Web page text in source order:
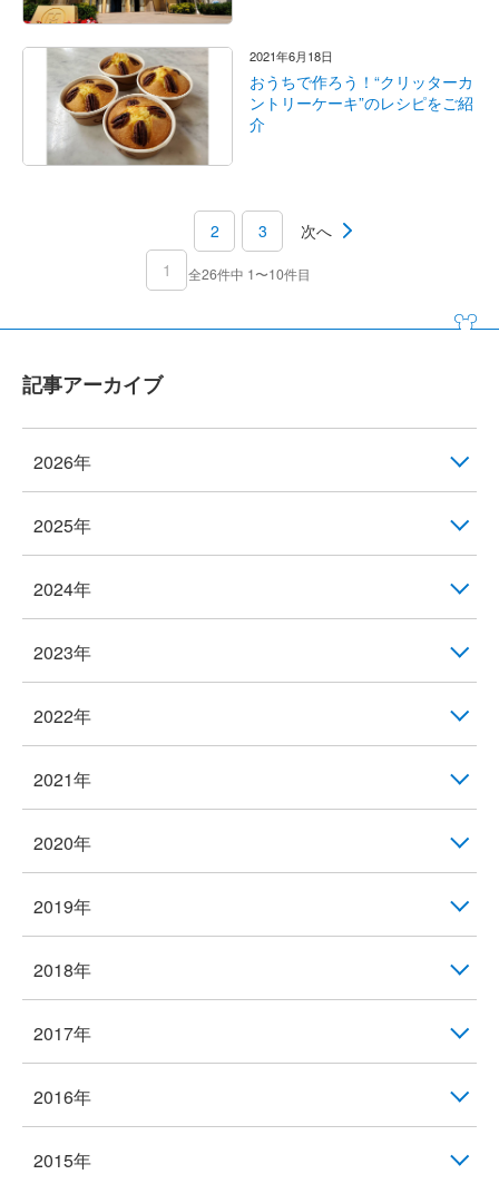
2021年6月18日
おうちで作ろう！“クリッターカ
ントリーケーキ”のレシピをご紹
介
1
2 3 次へ
全26件中 1〜10件目
記事アーカイブ
2026年
2025年
2024年
2023年
2022年
2021年
2020年
2019年
2018年
2017年
2016年
2015年